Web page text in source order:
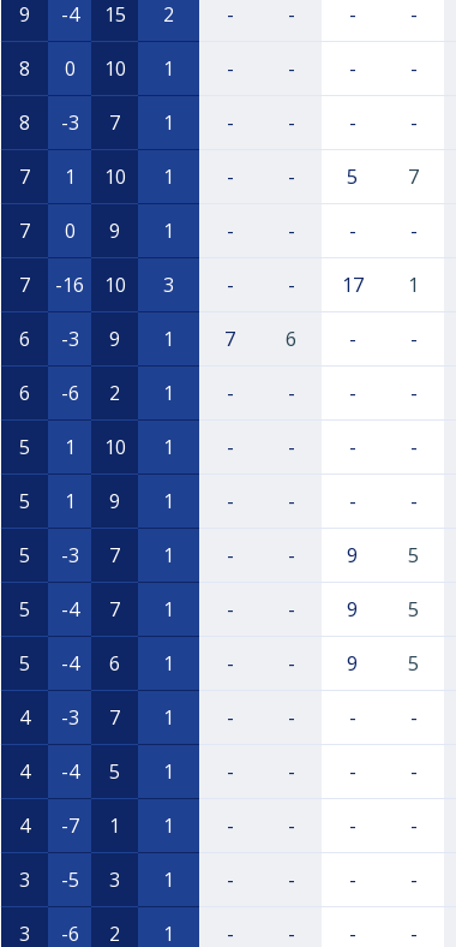
9 -4 15 2 - - - -
8 0 10 1 - - - -
8 -3 7 1 - - - -
7 1 10 1 - - 5 7
7 0 9 1 - - - -
7 -16 10 3 - - 17 1
6 -3 9 1 7 6 - -
6 -6 2 1 - - - -
5 1 10 1 - - - -
5 1 9 1 - - - -
5 -3 7 1 - - 9 5
5 -4 7 1 - - 9 5
5 -4 6 1 - - 9 5
4 -3 7 1 - - - -
4 -4 5 1 - - - -
4 -7 1 1 - - - -
3 -5 3 1 - - - -
3 -6 2 1 - - - -